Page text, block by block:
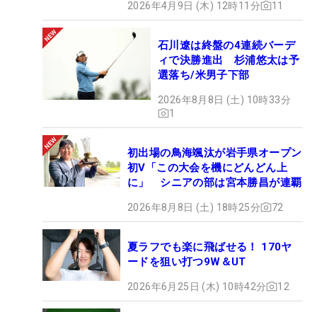
2026年4月9日 (木) 12時11分 11
石川遼は終盤の4連続バーデ
ィで決勝進出 杉浦悠太は予
選落ち/米男子下部
2026年8月8日 (土) 10時33分
1
初出場の鳥海颯汰が岩手県オープン
初V「この大会を機にどんどん上
に」 シニアの部は宮本勝昌が連覇
2026年8月8日 (土) 18時25分 72
夏ラフでも楽に飛ばせる！ 170ヤ
ードを狙い打つ9W＆UT
2026年6月25日 (木) 10時42分 12